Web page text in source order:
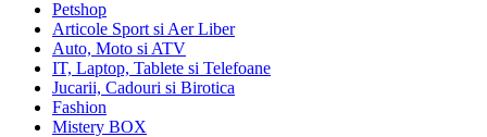
Petshop
Articole Sport si Aer Liber
Auto, Moto si ATV
IT, Laptop, Tablete si Telefoane
Jucarii, Cadouri si Birotica
Fashion
Mistery BOX